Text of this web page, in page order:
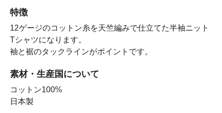
特徴
12ゲージのコットン糸を天竺編みで仕立てた半袖ニット
Tシャツになります。
袖と裾のタックラインがポイントです。
素材・生産国について
コットン100%
日本製